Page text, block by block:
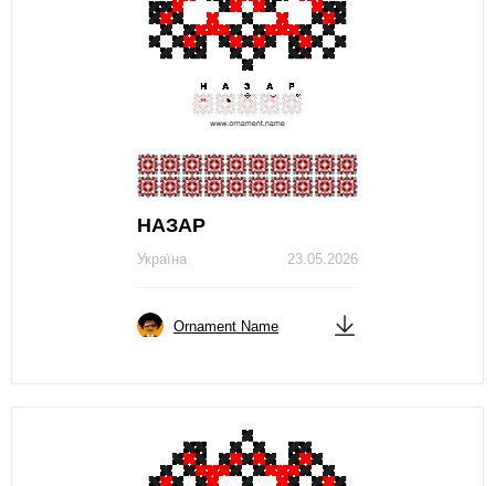
НАЗАР
23.05.2026
Україна
Ornament Name